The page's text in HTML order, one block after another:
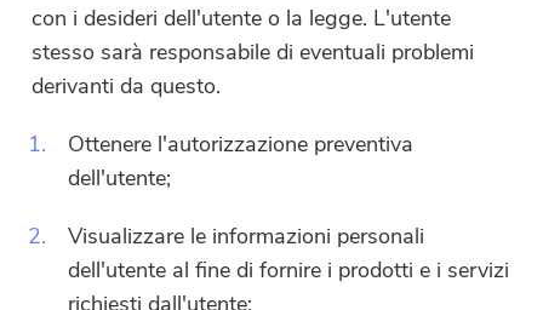
con i desideri dell'utente o la legge. L'utente
stesso sarà responsabile di eventuali problemi
derivanti da questo.
1.
Ottenere l'autorizzazione preventiva
dell'utente;
2.
Visualizzare le informazioni personali
dell'utente al fine di fornire i prodotti e i servizi
richiesti dall'utente;